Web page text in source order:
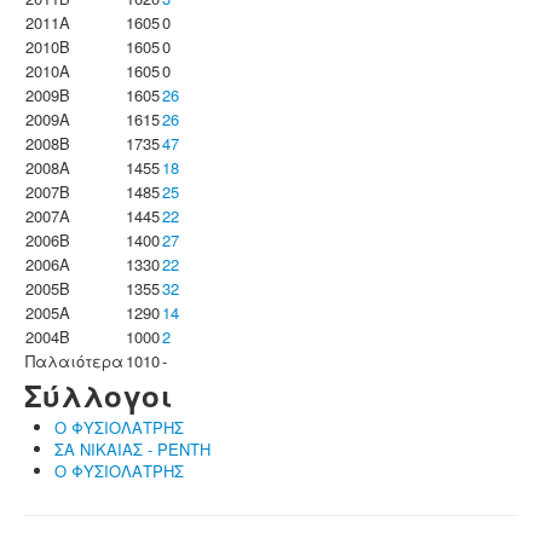
2011A
16050
2010B
16050
2010A
16050
2009B
160526
2009A
161526
2008B
173547
2008A
145518
2007B
148525
2007A
144522
2006B
140027
2006A
133022
2005B
135532
2005A
129014
2004B
10002
Παλαιότερα 1010-
Σύλλογοι
Ο ΦΥΣΙΟΛΑΤΡΗΣ
ΣΑ ΝΙΚΑΙΑΣ - ΡΕΝΤΗ
Ο ΦΥΣΙΟΛΑΤΡΗΣ